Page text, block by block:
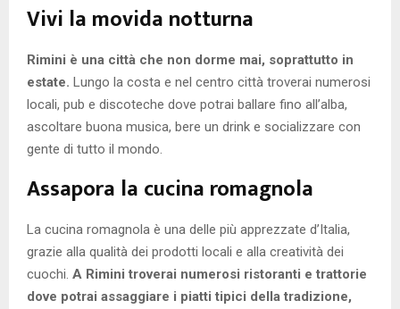
Vivi la movida notturna
Rimini è una città che non dorme mai, soprattutto in
estate. Lungo la costa e nel centro città troverai numerosi
locali, pub e discoteche dove potrai ballare fino all’alba,
ascoltare buona musica, bere un drink e socializzare con
gente di tutto il mondo.
Assapora la cucina romagnola
La cucina romagnola è una delle più apprezzate d’Italia,
grazie alla qualità dei prodotti locali e alla creatività dei
cuochi. A Rimini troverai numerosi ristoranti e trattorie
dove potrai assaggiare i piatti tipici della tradizione,